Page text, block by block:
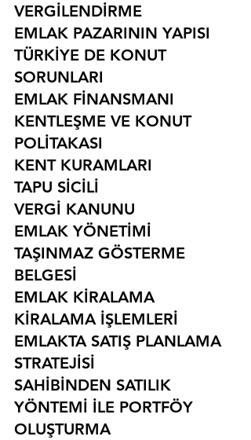
VERGİLENDİRME
EMLAK PAZARININ YAPISI
TÜRKİYE DE KONUT
SORUNLARI
EMLAK FİNANSMANI
KENTLEŞME VE KONUT
POLİTAKASI
KENT KURAMLARI
TAPU SİCİLİ
VERGİ KANUNU
EMLAK YÖNETİMİ
TAŞINMAZ GÖSTERME
BELGESİ
EMLAK KİRALAMA
KİRALAMA İŞLEMLERİ
EMLAKTA SATIŞ PLANLAMA
STRATEJİSİ
SAHİBİNDEN SATILIK
YÖNTEMİ İLE PORTFÖY
OLUŞTURMA